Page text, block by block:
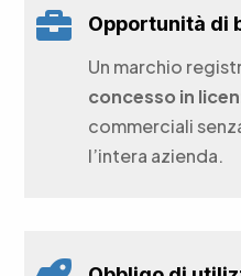

Opportunità di
Un marchio
concesso in
commerciali
l’intera azienda.